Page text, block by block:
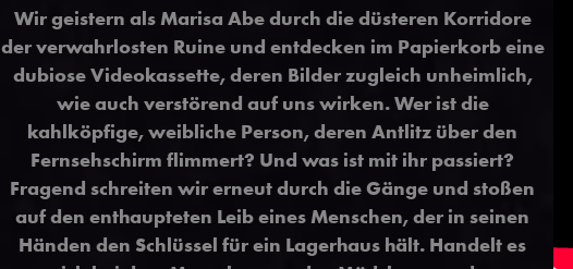
Wir geistern als Marisa Abe durch die düsteren Korridore
der verwahrlosten Ruine und entdecken im Papierkorb eine
dubiose Videokassette, deren Bilder zugleich unheimlich,
wie auch verstörend auf uns wirken. Wer ist die
kahlköpfige, weibliche Person, deren Antlitz über den
Fernsehschirm flimmert? Und was ist mit ihr passiert?
Fragend schreiten wir erneut durch die Gänge und stoßen
auf den enthaupteten Leib eines Menschen, der in seinen
Händen den Schlüssel für ein Lagerhaus hält. Handelt es